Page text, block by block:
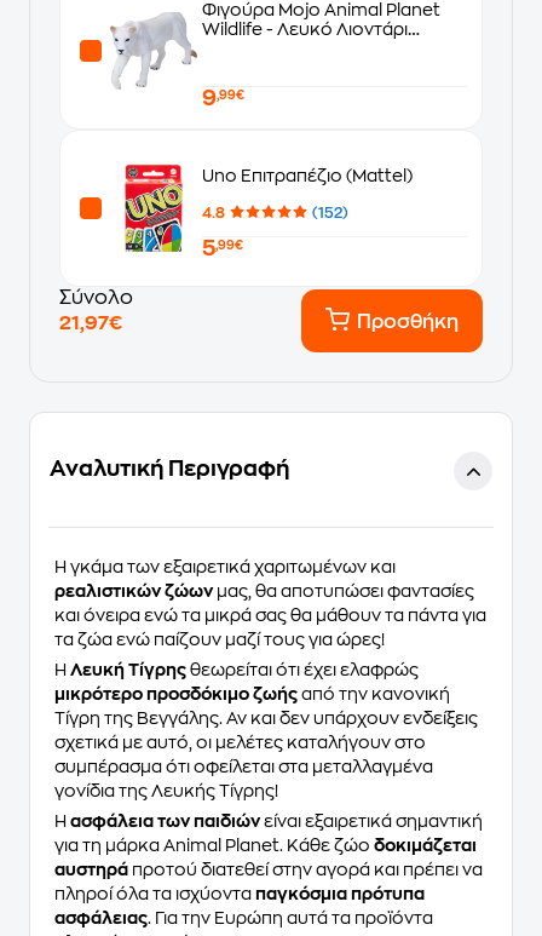
Φιγούρα Mojo Animal Planet
Wildlife - Λευκό Λιοντάρι
9,99€
Uno Επιτραπέζιο (Mattel)
4.8 (152)
5,99€
Σύνολο
21,97€
Προσθήκη
Αναλυτική Περιγραφή
Η γκάμα των εξαιρετικά χαριτωμένων και
ρεαλιστικών ζώωνμας, θα αποτυπώσει φαντασίες
και όνειρα ενώ τα μικρά σας θα μάθουν τα πάντα για
τα ζώα ενώ παίζουν μαζί τους για ώρες!
Η Λευκή Τίγρης θεωρείται ότι έχει ελαφρώς
μικρότερο προσδόκιμο ζωής από την κανονική
Τίγρη της Βεγγάλης. Αν και δεν υπάρχουν ενδείξεις
σχετικά με αυτό, οι μελέτες καταλήγουν στο
συμπέρασμα ότι οφείλεται στα μεταλλαγμένα
γονίδια της Λευκής Τίγρης!
Η ασφάλεια των παιδιώνείναι εξαιρετικά σημαντική
για τη μάρκα Animal Planet. Κάθε ζώο δοκιμάζεται
αυστηρά προτού διατεθεί στην αγορά και πρέπει να
πληροί όλα τα ισχύοντα παγκόσμια πρότυπα
ασφάλειας. Για την Ευρώπη αυτά τα προϊόντα